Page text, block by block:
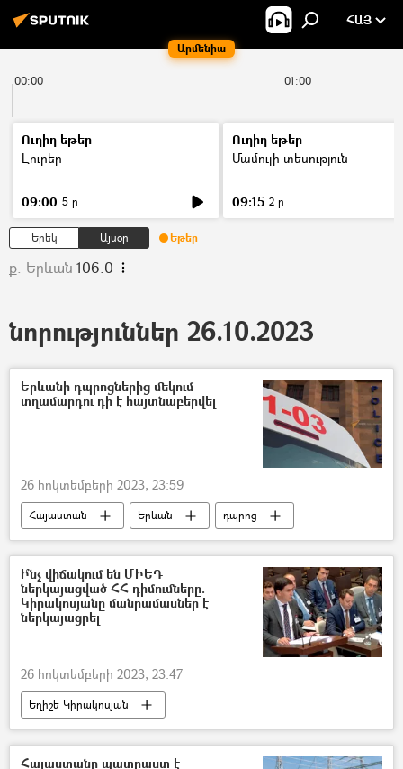
Արմենիա
ՀԱՅ
00:00 01:00
Ուղիղ եթեր
Լուրեր
09:00 5 ր
Ուղիղ եթեր
Մամուլի տեսություն
09:15 2 ր
Երեկ Այսօր Եթեր
ք. Երևան 106.0
նորություններ 26.10.2023
Երևանի դպրոցներից մեկում
տղամարդու դի է հայտնաբերվել
26 հոկտեմբերի 2023, 23:59
Հայաստան Երևան
դպրոց
Դիակ
Ի՞նչ վիճակում են ՄԻԵԴ
ներկայացված ՀՀ դիմումները.
Կիրակոսյանը մանրամասներ է
ներկայացրել
26 հոկտեմբերի 2023, 23:47
Եղիշե Կիրակոսյան
Մարդու Իրավունքների Եվրոպական դատարան (ՄԻԵԴ)
Հայաստան
Ադրբեջան
Հայաստանը պատրաստ է